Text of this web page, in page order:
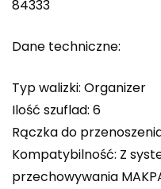
84333
Dane techniczne:
Typ walizki: Organizer
Ilość szuflad: 6
Rączka do
Kompatybilność: Z
przechowywania